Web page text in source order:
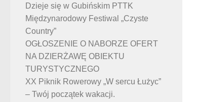
Dzieje się w Gubińskim PTTK
Międzynarodowy Festiwal „Czyste
Country”
OGŁOSZENIE O NABORZE OFERT
NA DZIERŻAWĘ OBIEKTU
TURYSTYCZNEGO
XX Piknik Rowerowy „W sercu Łużyc”
– Twój początek wakacji.